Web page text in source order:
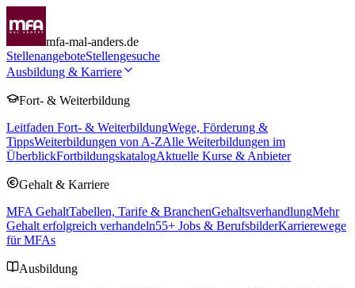
mfa-mal-anders.de
StellenangeboteStellengesuche
Ausbildung & Karriere
Fort- & Weiterbildung
Leitfaden Fort- & WeiterbildungWege, Förderung &
TippsWeiterbildungen von A-ZAlle Weiterbildungen im
ÜberblickFortbildungskatalogAktuelle Kurse & Anbieter
Gehalt & Karriere
MFA GehaltTabellen, Tarife & BranchenGehaltsverhandlungMehr
Gehalt erfolgreich verhandeln55+ Jobs & BerufsbilderKarrierewege
für MFAs
Ausbildung